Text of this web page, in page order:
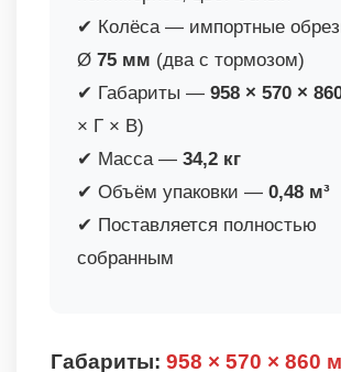
✔ Колёса — импортные
Ø 75 мм (два с тормозом)
✔ Габариты — 958 × 570 ×
× Г × В)
✔ Масса — 34,2 кг
✔ Объём упаковки — 0,48 м³
✔ Поставляется полностью
собранным
Габариты: 958 × 570 × 860